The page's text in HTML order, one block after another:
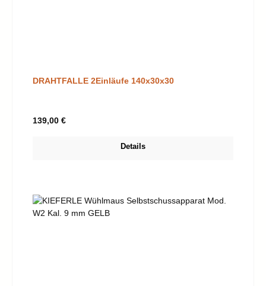
DRAHTFALLE 2Einläufe 140x30x30
Regulärer Preis:
139,00 €
Details